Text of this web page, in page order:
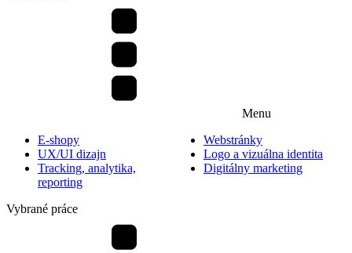
Menu
E-shopy
Webstránky
UX/UI dizajn
Logo a vizuálna identita
Tracking, analytika,
reporting
Digitálny marketing
Vybrané práce